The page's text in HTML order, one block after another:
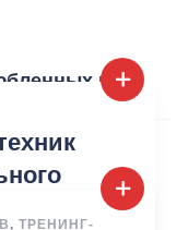
пар
, ТРЕНИНГ-